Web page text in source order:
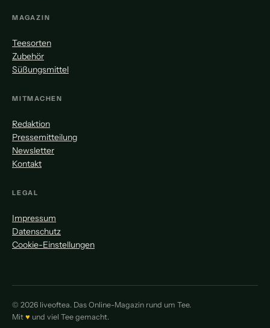
MAGAZIN
Teesorten
Zubehör
Süßungsmittel
MITMACHEN
Redaktion
Pressemitteilung
Newsletter
Kontakt
LEGAL
Impressum
Datenschutz
Cookie-Einstellungen
© 2026 liveoftea. Das Online-Magazin rund um Tee.
Mit ♥ und viel Tee gemacht.